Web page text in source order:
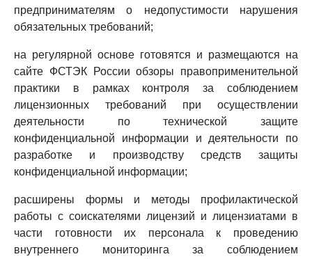
предпринимателям о недопустимости нарушения
обязательных требований;
на регулярной основе готовятся и размещаются на
сайте ФСТЭК России обзоры правоприменительной
практики в рамках контроля за соблюдением
лицензионных требований при осуществлении
деятельности по технической защите
конфиденциальной информации и деятельности по
разработке и производству средств защиты
конфиденциальной информации;
расширены формы и методы профилактической
работы с соискателями лицензий и лицензиатами в
части готовности их персонала к проведению
внутреннего мониторинга за соблюдением